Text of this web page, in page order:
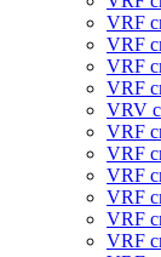
VRF
VRF
VRF
VRF
VRV
VRF
VRF
VRF
VRF
VRF
VRF